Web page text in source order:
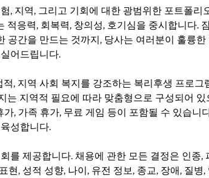
, 지역, 그리고 기회에 대한 광범위한 포트폴리
적응력, 회복력, 창의성, 호기심을 중시합니다.
공간을 만드는 것까지, 당사는 여러분이 훌륭
어드립니다.
적, 지역 사회 복지를 강조하는 복리후생 프로그
는 지역적 필요에 따라 맞춤형으로 구성되어 있
, 가족 휴가, 무료 게임 등이 포함될 수 있습니
성합니다.
를 제공합니다. 채용에 관한 모든 결정은 인종,
현, 성적 성향, 나이, 유전 정보, 종교, 장애, 질병,